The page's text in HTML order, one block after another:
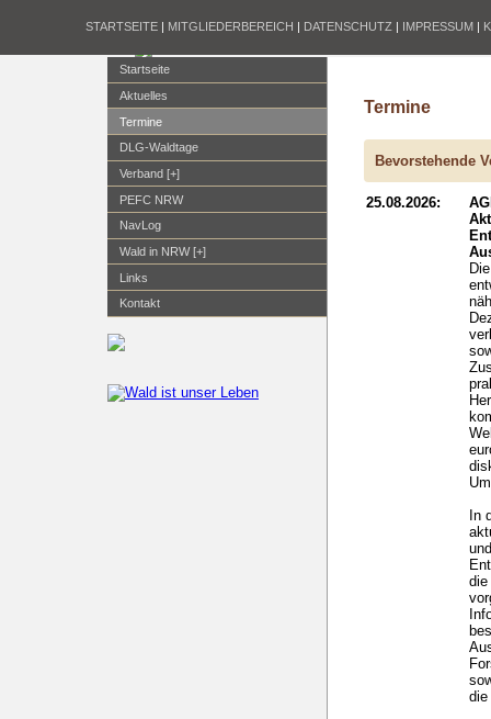
STARTSEITE | MITGLIEDERBEREICH | DATENSCHUTZ | IMPRESSUM |
Startseite
Aktuelles
Termine
DLG-Waldtage
Verband [+]
PEFC NRW
NavLog
Wald in NRW [+]
Links
Kontakt
Termine
Bevorstehende
25.08.2026:
In
die